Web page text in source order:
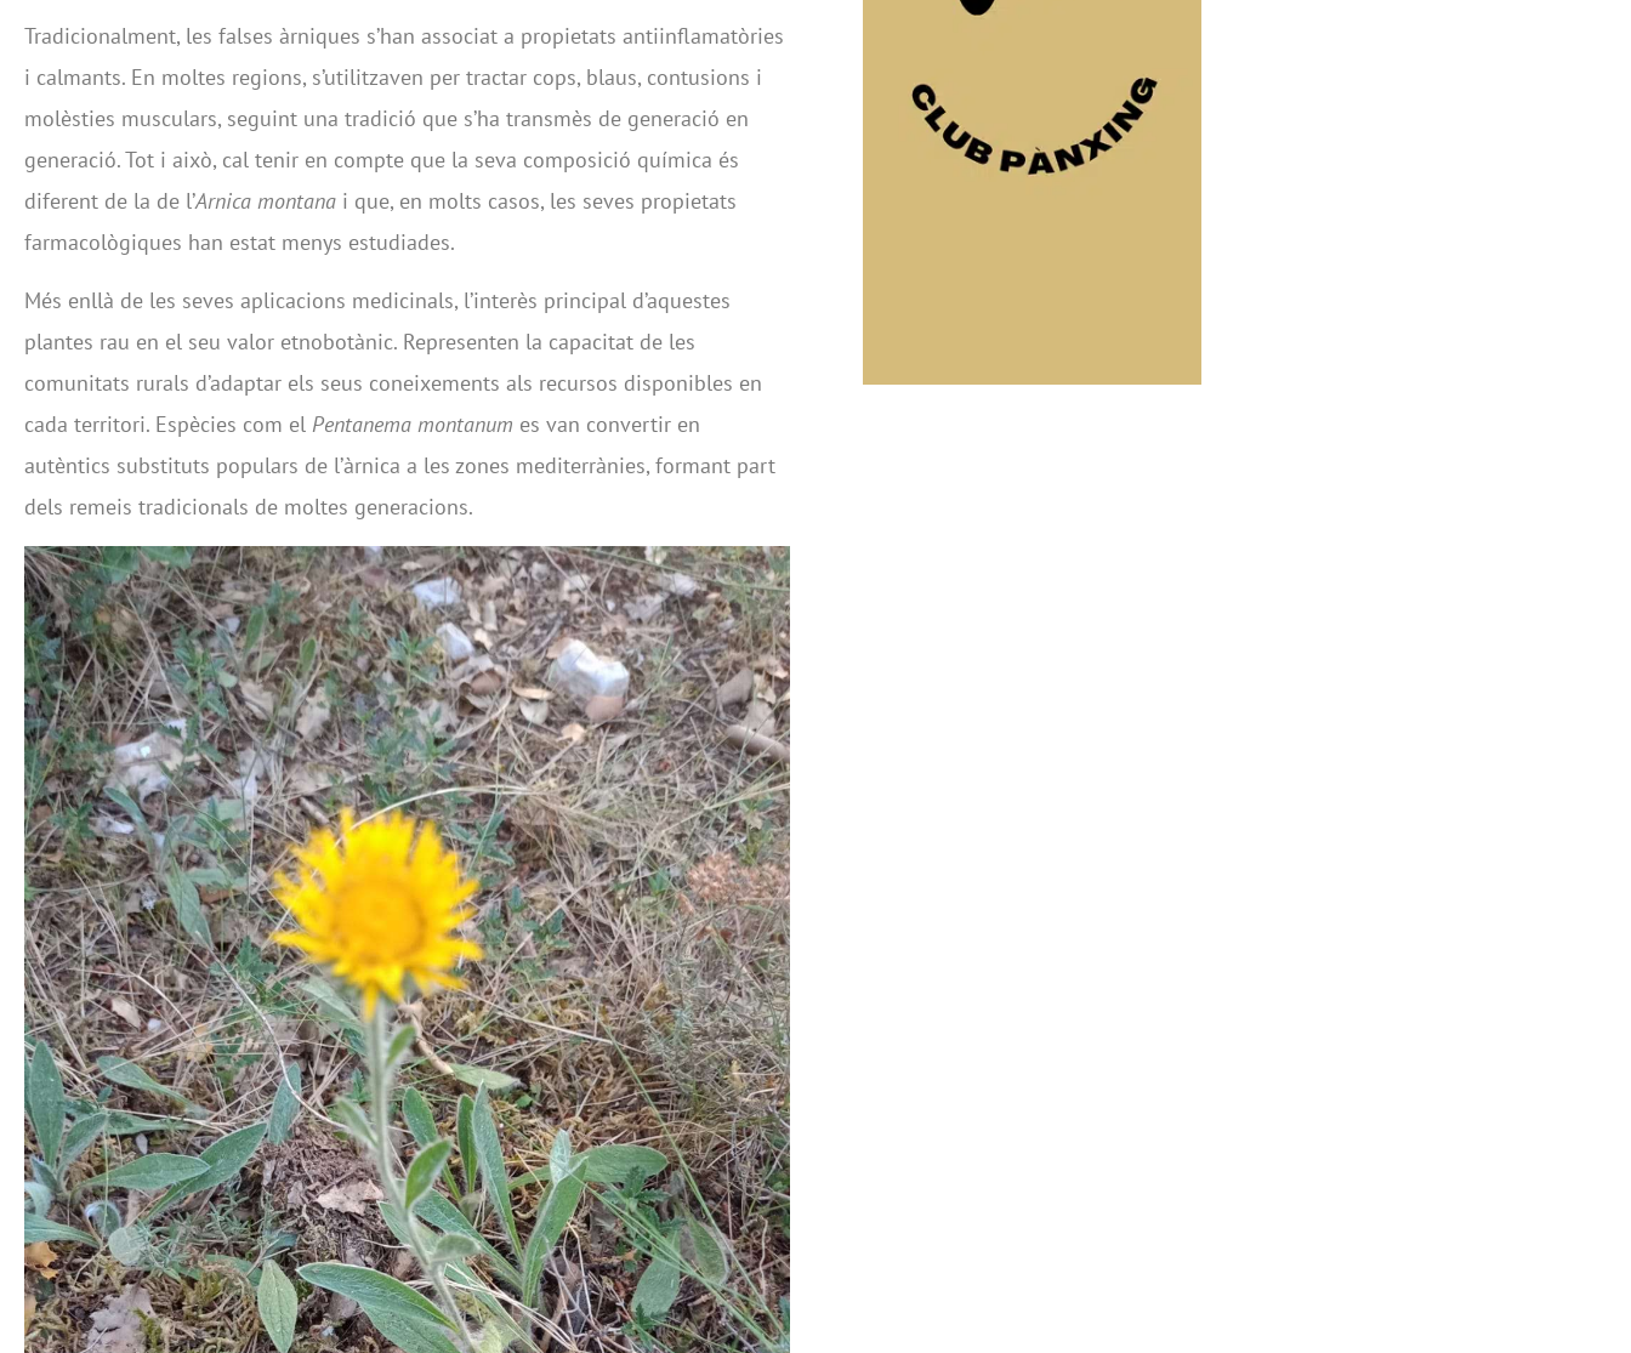
Tradicionalment, les falses àrniques s’han associat a propietats antiinflamatòries
i calmants. En moltes regions, s’utilitzaven per tractar cops, blaus, contusions i
molèsties musculars, seguint una tradició que s’ha transmès de generació en
generació. Tot i això, cal tenir en compte que la seva composició química és
diferent de la de l’Arnica montana i que, en molts casos, les seves propietats
farmacològiques han estat menys estudiades.
Més enllà de les seves aplicacions medicinals, l’interès principal d’aquestes
plantes rau en el seu valor etnobotànic. Representen la capacitat de les
comunitats rurals d’adaptar els seus coneixements als recursos disponibles en
cada territori. Espècies com el Pentanema montanum es van convertir en
autèntics substituts populars de l’àrnica a les zones mediterrànies, formant part
dels remeis tradicionals de moltes generacions.